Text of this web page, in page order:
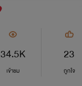
34.5K
เข้าชม
23
ถูกใจ